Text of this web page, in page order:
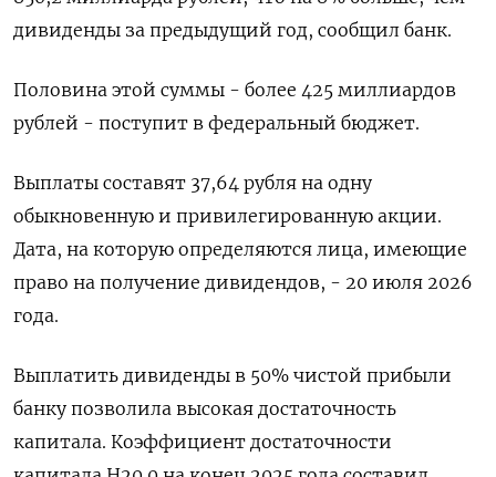
дивиденды за предыдущий год, сообщил банк.
Половина этой суммы - ​более 425 миллиардов ​
рублей - ​поступит в федеральный бюджет.
Выплаты ⁠составят 37,64 рубля на ‌одну
обыкновенную и привилегированную акции.
‌Дата, на которую определяются лица, имеющие
право на ​получение дивидендов, - 20 июля 2026
года.
Выплатить ‌дивиденды в 50% чистой прибыли
банку ​позволила высокая достаточность
капитала. Коэффициент достаточности